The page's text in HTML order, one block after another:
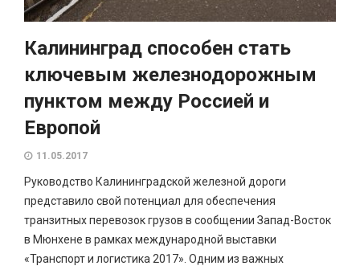
Калининград способен стать
ключевым железнодорожным
пунктом между Россией и
Европой
11.05.2017
Руководство Калининградской железной дороги
представило свой потенциал для обеспечения
транзитных перевозок грузов в сообщении Запад-Восток
в Мюнхене в рамках международной выставки
«Транспорт и логистика 2017». Одним из важных